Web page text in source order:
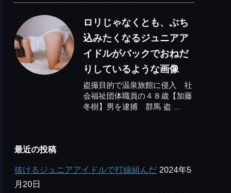
ロリじゃなくとも、ぶち
込みたくなるジュニアア
イドルがバックでおねだ
りしているような画像
盗撮目的で温泉旅館に侵入 社
会福祉団体職員の４８歳【加藤
冬樹】男を逮捕 群馬 盗 ...
最近の投稿
抜けるジュニアアイドルで打線組んだ 2024年5
月20日